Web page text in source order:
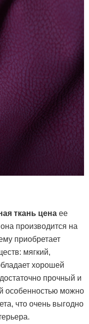
ткань цена ее
производится на
приобретает
мягкий,
хорошей
прочный и
особенностью можно
что очень выгодно